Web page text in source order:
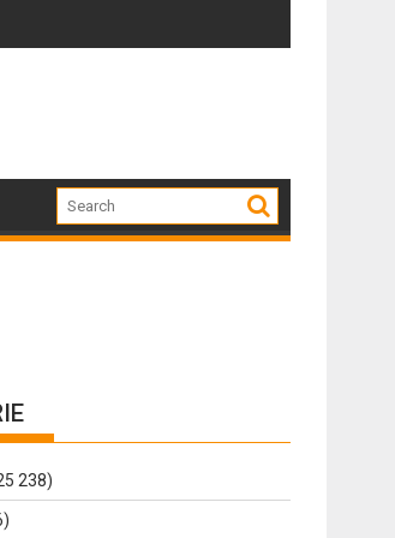
elegancji
238)